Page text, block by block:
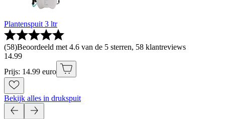
Plantenspuit 3 ltr
(58)Beoordeeld met 4.6 van de 5 sterren, 58 klantreviews
14.99
Prijs: 14.99 euro
Bekijk alles in drukspuit